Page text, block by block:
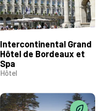
Intercontinental Grand
Hôtel de Bordeaux et
Spa
Hôtel